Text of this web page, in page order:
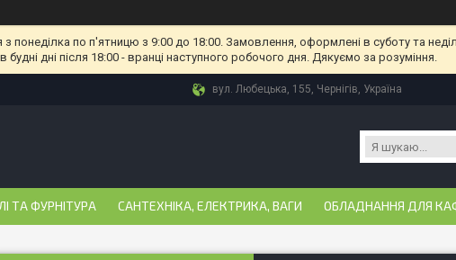
понеділка по п'ятницю з 9:00 до 18:00. Замовлення, оформлені в суботу та
будні дні після 18:00 - вранці наступного робочого дня. Дякуємо за розуміння.
вул. Любецька, 155, Чернігів, Україна
ТА ФУРНІТУРА САНТЕХНІКА, ЕЛЕКТРИКА, ВАГИ ОБЛАДНАННЯ ДЛЯ